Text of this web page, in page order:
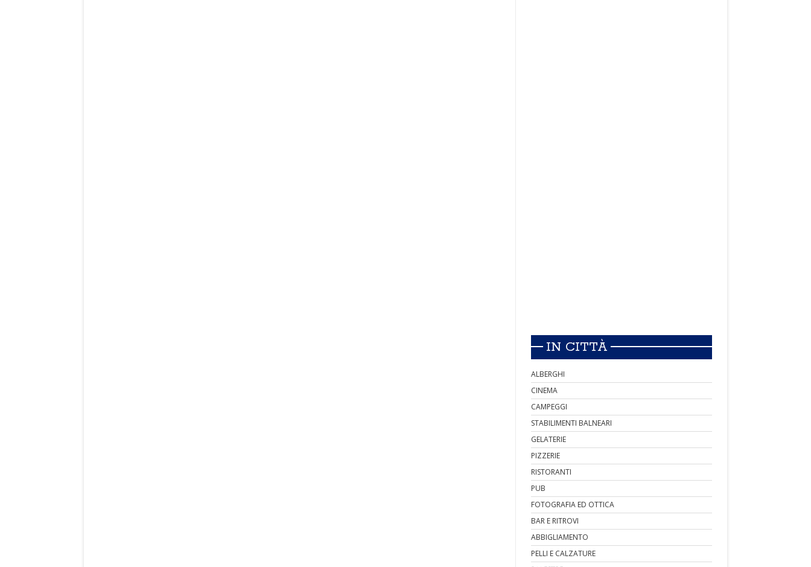
IN CITTÀ
ALBERGHI
CINEMA
CAMPEGGI
STABILIMENTI BALNEARI
GELATERIE
PIZZERIE
RISTORANTI
PUB
FOTOGRAFIA ED OTTICA
BAR E RITROVI
ABBIGLIAMENTO
PELLI E CALZATURE